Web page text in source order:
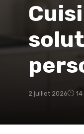
2 juillet 2026